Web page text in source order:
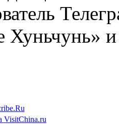
Хуньчунь»
VisitChina.ru